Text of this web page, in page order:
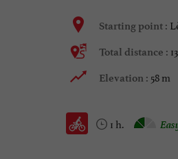
Starting point :
Total distance :
Elevation : 58 m
1 h.